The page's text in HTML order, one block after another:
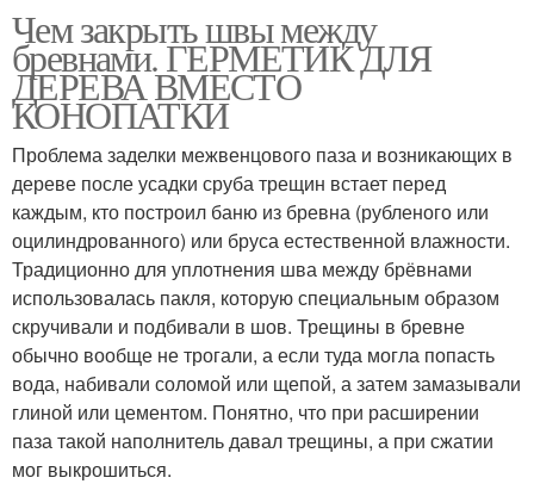
Чем закрыть швы между
бревнами. ГЕРМЕТИК ДЛЯ
ДЕРЕВА ВМЕСТО
КОНОПАТКИ
Проблема заделки межвенцового паза и возникающих в
дереве после усадки сруба трещин встает перед
каждым, кто построил баню из бревна (рубленого или
оцилиндрованного) или бруса естественной влажности.
Традиционно для уплотнения шва между брёвнами
использовалась пакля, которую специальным образом
скручивали и подбивали в шов. Трещины в бревне
обычно вообще не трогали, а если туда могла попасть
вода, набивали соломой или щепой, а затем замазывали
глиной или цементом. Понятно, что при расширении
паза такой наполнитель давал трещины, а при сжатии
мог выкрошиться.